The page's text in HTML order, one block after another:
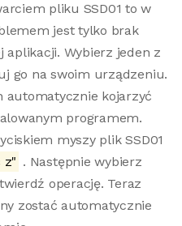
pliku SSD01 to w
jest tylko brak
aplikacji. Wybierz jeden z
go na swoim urządzeniu.
automatycznie kojarzyć
programem.
myszy plik SSD01
z" . Następnie wybierz
operację. Teraz
zostać automatycznie